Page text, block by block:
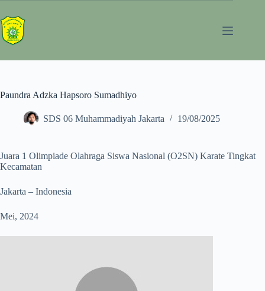
Paundra Adzka Hapsoro Sumadhiyo
SDS 06 Muhammadiyah Jakarta 19/08/2025
Juara 1 Olimpiade Olahraga Siswa Nasional (O2SN) Karate Tingkat
Kecamatan
Jakarta – Indonesia
Mei, 2024